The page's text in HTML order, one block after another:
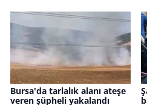
Bursa'da tarlalık alanı ateşe
veren şüpheli yakalandı